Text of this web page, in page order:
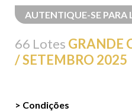
AUTENTIQUE-SE PARA
66 Lotes GRANDE
/ SETEMBRO 2025
> Condições